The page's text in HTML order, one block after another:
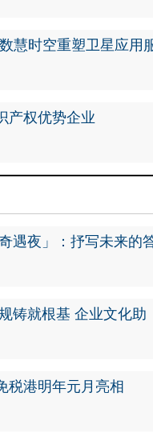
慧时空重塑卫星应用
产权优势企业
奇遇夜」：抒写未来的
铸就根基 企业文化助
税港明年元月亮相